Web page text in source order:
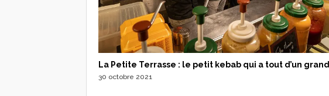
La Petite Terrasse : le petit kebab qui a tout d’un grand
30 octobre 2021